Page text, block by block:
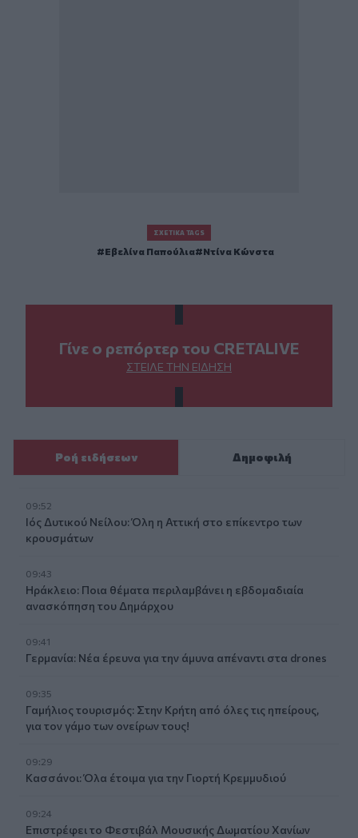
ΣΧΕΤΙΚΆ TAGS
Εβελίνα Παπούλια Ντίνα Κώνστα
Γίνε ο ρεπόρτερ του CRETALIVE
ΣΤΕΊΛΕ ΤΗΝ ΕΊΔΗΣΗ
Ροή ειδήσεων Δημοφιλή
09:52
Ιός Δυτικού Νείλου: Όλη η Αττική στο επίκεντρο των
κρουσμάτων
09:43
Ηράκλειο: Ποια θέματα περιλαμβάνει η εβδομαδιαία
ανασκόπηση του Δημάρχου
09:41
Γερμανία: Νέα έρευνα για την άμυνα απέναντι στα drones
09:35
Γαμήλιος τουρισμός: Στην Κρήτη από όλες τις ηπείρους,
για τον γάμο των ονείρων τους!
09:29
Κασσάνοι: Όλα έτοιμα για την Γιορτή Κρεμμυδιού
09:24
Επιστρέφει το Φεστιβάλ Μουσικής Δωματίου Χανίων